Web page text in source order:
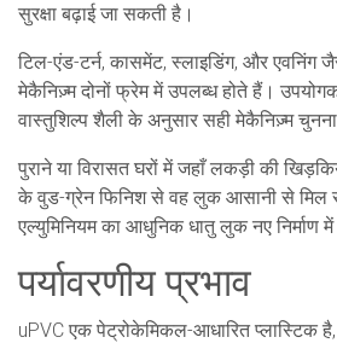
सुरक्षा बढ़ाई जा सकती है।
टिल-एंड-टर्न, कासमेंट, स्लाइडिंग, और एवनिंग
मेकैनिज़्म दोनों फ्रेम में उपलब्ध होते हैं।
वास्तुशिल्प शैली के अनुसार सही मेकैनिज़्म
पुराने या विरासत घरों में जहाँ लकड़ी की
के वुड-ग्रेन फिनिश से वह लुक आसानी से मिल
एल्युमिनियम का आधुनिक धातु लुक नए निर्माण
पर्यावरणीय प्रभाव
uPVC एक पेट्रोकेमिकल-आधारित प्लास्टिक